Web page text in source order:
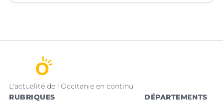
L'actualité de l'Occitanie en continu
RUBRIQUES
DÉPARTEMENTS